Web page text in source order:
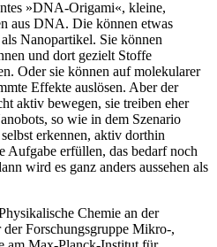
»DNA-Origami«, kleine,
aus DNA. Die können etwas
Nanopartikel. Sie können
und dort gezielt Stoffe
Oder sie können auf molekularer
Effekte auslösen. Aber der
aktiv bewegen, sie treiben eher
so wie in dem Szenario
erkennen, aktiv dorthin
Aufgabe erfüllen, das bedarf noch
wird es ganz anders aussehen als
Chemie an der
Forschungsgruppe Mikro-,